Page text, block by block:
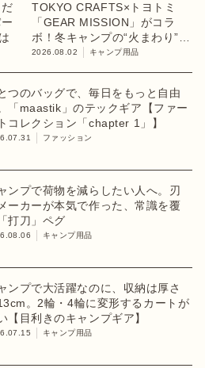
TOKYO CRAFTS×トヨトミ
「GEAR MISSION」がコラ
ボ！冬キャンプの“火まわり”を
担う限定K3クッキングストー
2026.08.02 キャンプ用品
つのバッグで、毎日をもっと自由
「maastik」のテックギア【ファー
コレクション「chapter 1」】
ファッション
ンプで荷物を減らしたい人へ。刃
ーカーが本気で作った、常識を覆
打刀」ペグ
キャンプ用品
ンプで大活躍なのに、収納は厚さ
。2輪・4輪に変形するカートが
【目利きのキャンプギア】
キャンプ用品